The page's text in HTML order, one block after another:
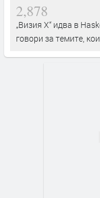
2,878
„Визия Х“ идва в
говори за темите,